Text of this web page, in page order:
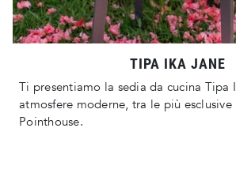
TIPA IKA JANE
Ti presentiamo la sedia da cucina Tipa
atmosfere moderne, tra le più
Pointhouse.